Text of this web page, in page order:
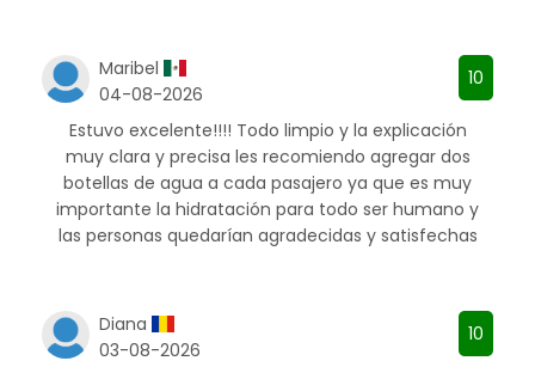
Maribel
04-08-2026
10
Estuvo excelente!!!! Todo limpio y la explicación
muy clara y precisa les recomiendo agregar dos
botellas de agua a cada pasajero ya que es muy
importante la hidratación para todo ser humano y
las personas quedarían agradecidas y satisfechas
Diana
03-08-2026
10